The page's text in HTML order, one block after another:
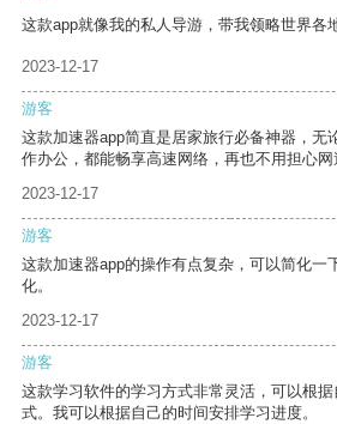
这款app就像我的私人导游，带我领略世界各
2023-12-17
游客
这款加速器app简直是居家旅行必备神器，无
作办公，都能畅享高速网络，再也不用担心网
2023-12-17
游客
这款加速器app的操作有点复杂，可以简化一
化。
2023-12-17
游客
这款学习软件的学习方式非常灵活，可以根
式。我可以根据自己的时间安排学习进度。